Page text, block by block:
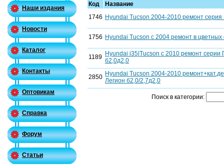
Наши издания
Новости
Каталог
Контакты
Оптовикам
Справка
Форум
Статьи
Код
Название
1746 Hyundai Tucson 2004-2010 ремонт
1756 Hyundai Tucson с 2004 ремонт в
1189 Hyundai i35|Tucson c 2010 ремонт
б2,0д2,0
2850 Hyundai Tucson 2004-2010
Легион б2,0/2,7д2,0
Поиск в категории: